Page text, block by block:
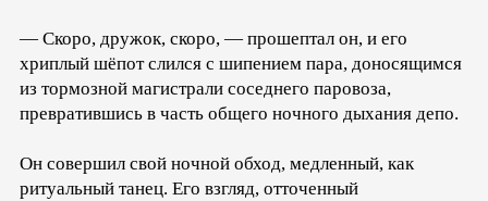
— Скоро, дружок, скоро, — прошептал он, и его
хриплый шёпот слился с шипением пара, доносящимся
из тормозной магистрали соседнего паровоза,
превратившись в часть общего ночного дыхания депо.
Он совершил свой ночной обход, медленный, как
ритуальный танец. Его взгляд, отточенный